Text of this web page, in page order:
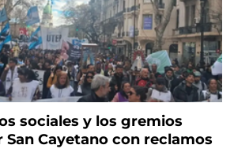
sociales y los gremios
Cayetano con reclamos